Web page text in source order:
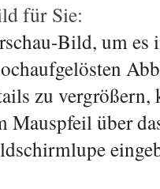
für Sie:
Bild, um es
zu vergrößern,
Mauspfeil über